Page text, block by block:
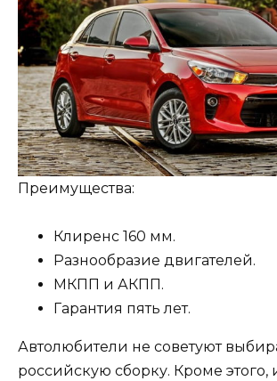
Преимущества:
Клиренс 160 мм.
Разнообразие двигателей.
МКПП и АКПП.
Гарантия пять лет.
Автолюбители не советуют
российскую сборку. Кроме этого,